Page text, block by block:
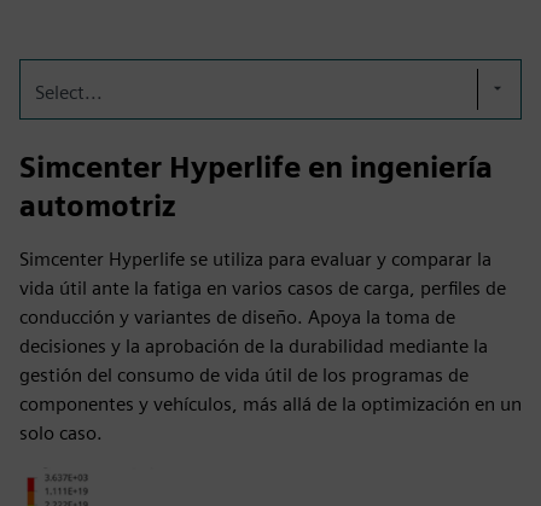
Select...
Simcenter Hyperlife en ingeniería
automotriz
Simcenter Hyperlife se utiliza para evaluar y comparar la
vida útil ante la fatiga en varios casos de carga, perfiles de
conducción y variantes de diseño. Apoya la toma de
decisiones y la aprobación de la durabilidad mediante la
gestión del consumo de vida útil de los programas de
componentes y vehículos, más allá de la optimización en un
solo caso.